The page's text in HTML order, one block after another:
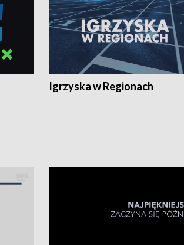
Igrzyska w Regionach